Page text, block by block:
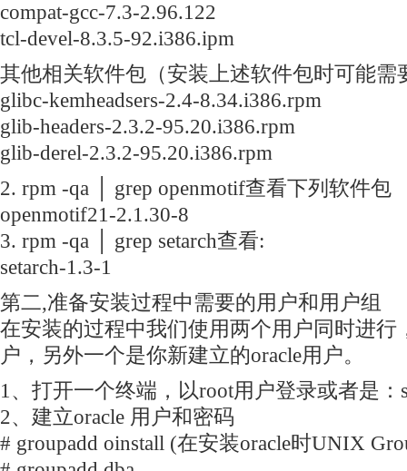
compat-gcc-7.3-2.96.122
tcl-devel-8.3.5-92.i386.ipm
其他相关软件包（安装上述软件包时可能需
glibc-kemheadsers-2.4-8.34.i386.rpm
glib-headers-2.3.2-95.20.i386.rpm
glib-derel-2.3.2-95.20.i386.rpm
2. rpm -qa │ grep openmotif查看下列软件包
openmotif21-2.1.30-8
3. rpm -qa │ grep setarch查看:
setarch-1.3-1
第二,准备安装过程中需要的用户和用户组
在安装的过程中我们使用两个用户同时进行
户，另外一个是你新建立的oracle用户。
1、打开一个终端，以root用户登录或者是：
2、建立oracle 用户和密码
# groupadd oinstall (在安装oracle时UNIX